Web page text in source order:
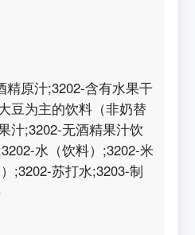
精原汁;3202-含有水果干
豆为主的饮料（非奶替
汁;3202-无酒精果汁饮
水（饮料）;3202-米
;3202-苏打水;3203-制